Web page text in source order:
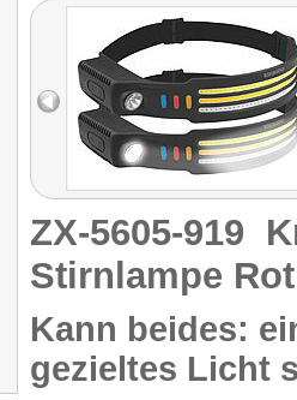
ZX-5605-919
Stirnlampe
Kann beides:
gezieltes Licht